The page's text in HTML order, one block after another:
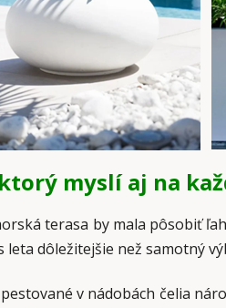
myslí aj na
terasa by mala pôsobiť
leta dôležitejšie než samotný
v nádobách čelia